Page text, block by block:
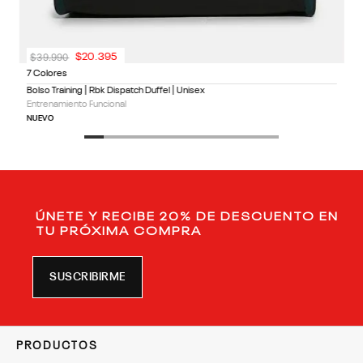
7 Colores
Bolso Training | Rbk Dispatch Duffel | Unisex
Entrenamiento Funcional
NUEVO
$39.990 $20.395
ÚNETE Y RECIBE 20% DE DESCUENTO EN
TU PRÓXIMA COMPRA
SUSCRIBIRME
PRODUCTOS